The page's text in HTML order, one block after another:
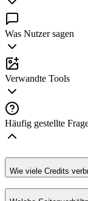
Was Nutzer sagen
Verwandte Tools
Häufig gestellte
Wie viele Credits